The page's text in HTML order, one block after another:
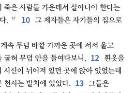
죽은 사람들 가운데서 살아나야 한다는
. ㅂ 10 그 제자들은 자기들의 집으로
속 무덤 바깥 가까운 곳에 서서 울고
굽혀 무덤 안을 들여다보니,
12
흰옷을
시신이 뉘어져 있던 곳에 앉아 있었는데
천사는 발치에 있었다. 13 그들은